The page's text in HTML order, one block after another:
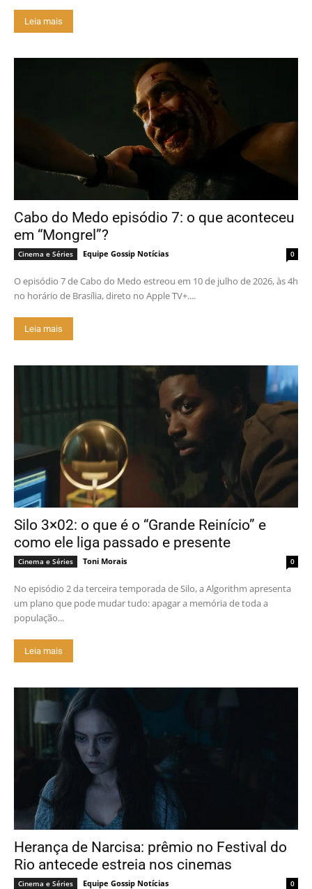
Leia mais
Cabo do Medo episódio 7: o que aconteceu
em “Mongrel”?
Cinema e Séries Equipe Gossip Notícias 0
O episódio 7 de Cabo do Medo estreou em 10 de julho de 2026, às 4h
no horário de Brasília, direto no Apple TV+....
Leia mais
Silo 3×02: o que é o “Grande Reinício” e
como ele liga passado e presente
Cinema e Séries Toni Morais 0
No episódio 2 da terceira temporada de Silo, a Algorithm apresenta
um plano que pode mudar tudo: apagar a memória de toda a
população...
Leia mais
Herança de Narcisa: prêmio no Festival do
Rio antecede estreia nos cinemas
Cinema e Séries Equipe Gossip Notícias 0